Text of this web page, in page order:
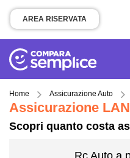
AREA RISERVATA
Home Assicurazione Auto
Assicurazione
Scopri quanto costa
Rc Auto a